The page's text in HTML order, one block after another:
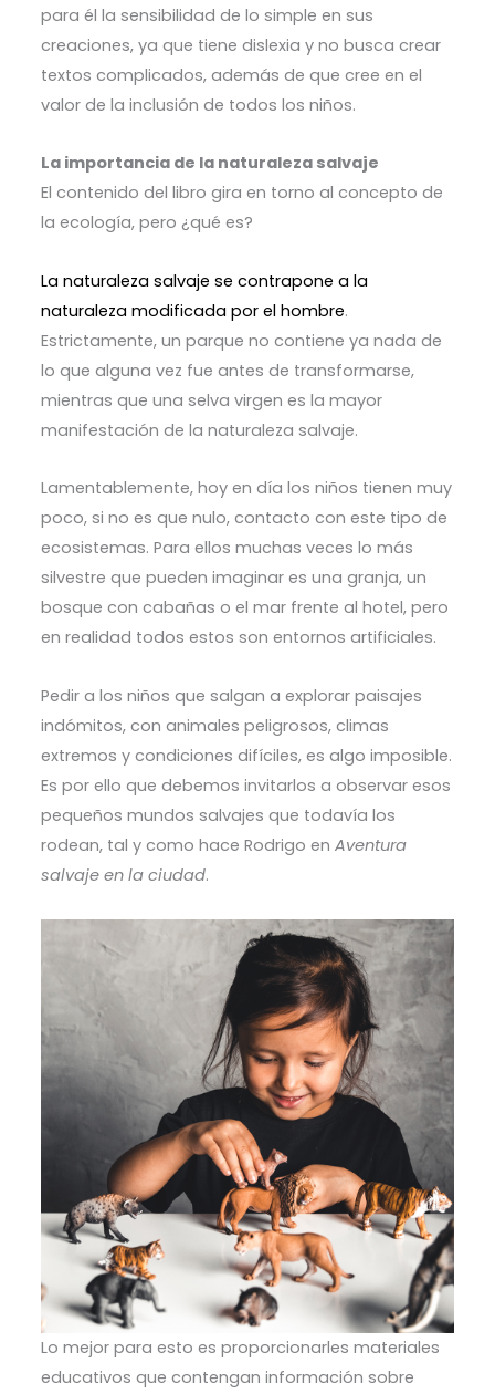
para él la sensibilidad de lo simple en sus
creaciones, ya que tiene dislexia y no busca crear
textos complicados, además de que cree en el
valor de la inclusión de todos los niños.
La importancia de la naturaleza salvaje
El contenido del libro gira en torno al concepto de
la ecología, pero ¿qué es?
La naturaleza salvaje se contrapone a la
naturaleza modificada por el hombre.
Estrictamente, un parque no contiene ya nada de
lo que alguna vez fue antes de transformarse,
mientras que una selva virgen es la mayor
manifestación de la naturaleza salvaje.
Lamentablemente, hoy en día los niños tienen muy
poco, si no es que nulo, contacto con este tipo de
ecosistemas. Para ellos muchas veces lo más
silvestre que pueden imaginar es una granja, un
bosque con cabañas o el mar frente al hotel, pero
en realidad todos estos son entornos artificiales.
Pedir a los niños que salgan a explorar paisajes
indómitos, con animales peligrosos, climas
extremos y condiciones difíciles, es algo imposible.
Es por ello que debemos invitarlos a observar esos
pequeños mundos salvajes que todavía los
rodean, tal y como hace Rodrigo en Aventura
salvaje en la ciudad.
Lo mejor para esto es proporcionarles materiales
educativos que contengan información sobre